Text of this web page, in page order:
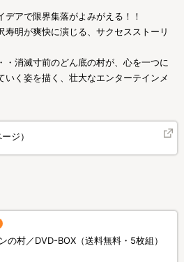
アで限界集落がよみがえる！！
明が爽快に演じる、サクセスストーリ
・消滅寸前のどん底の村が、心を一つに
いく姿を描く、壮大なエンターテインメ
ジ）
の村／DVD-BOX（送料無料・5枚組）